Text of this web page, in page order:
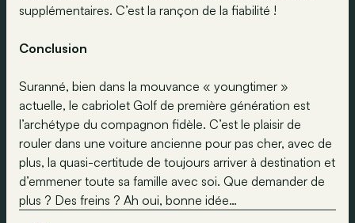
supplémentaires. C’est la rançon de la fiabilité !
Conclusion
Suranné, bien dans la mouvance « youngtimer »
actuelle, le cabriolet Golf de première génération est
l’archétype du compagnon fidèle. C’est le plaisir de
rouler dans une voiture ancienne pour pas cher, avec de
plus, la quasi-certitude de toujours arriver à destination et
d’emmener toute sa famille avec soi. Que demander de
plus ? Des freins ? Ah oui, bonne idée…